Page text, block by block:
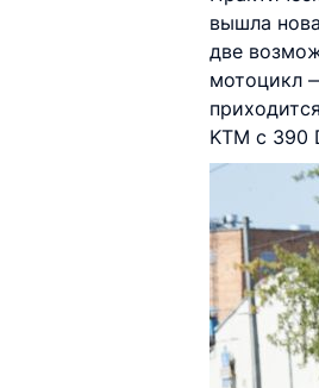
вышла
две
мотоцикл
KTM c 390